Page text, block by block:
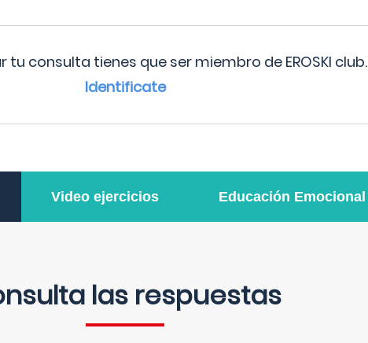
tu consulta tienes que ser miembro de EROSKI club.
Identificate
Video ejercicios Educación Emocional
las respuestas